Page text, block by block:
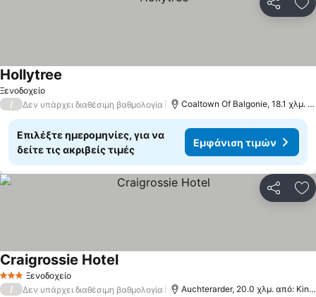
Ξενοδοχείο
Hollytree
/ Δεν υπάρχει διαθέσιμη βαθμολογία Coaltown Of Balgonie, 18.1 χλμ. από: Kinross
Επιλέξτε ημερομηνίες, για να
δείτε τις ακριβείς τιμές
Εμφάνιση τιμών
3 ΑστέριαΞενοδοχείο
Craigrossie Hotel
/ Δεν υπάρχει διαθέσιμη βαθμολογία Auchterarder, 20.0 χλμ. από: Kinross